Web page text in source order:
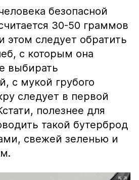
безопасной
30-50 граммов
этом следует обратить
с которым она
выбирать
с мукой грубого
следует в первой
полезнее для
такой бутерброд
свежей зеленью и